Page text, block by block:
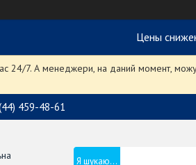
Цены
24/7. А менеджери, на даний момент,
459-48-61